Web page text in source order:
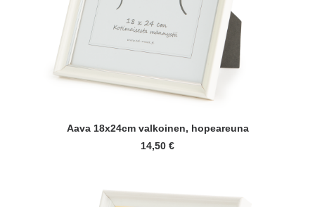
LISÄÄ OSTOSKORIIN
Aava 18x24cm valkoinen, hopeareuna
14,50 €